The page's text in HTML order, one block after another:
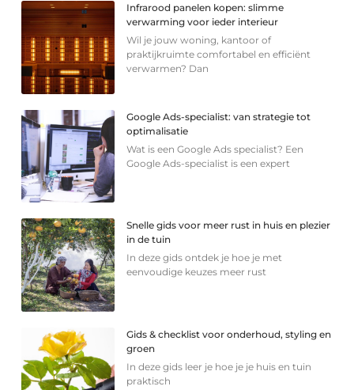
Infrarood panelen kopen: slimme
verwarming voor ieder interieur
Wil je jouw woning, kantoor of
praktijkruimte comfortabel en efficiënt
verwarmen? Dan
Google Ads-specialist: van strategie tot
optimalisatie
Wat is een Google Ads specialist? Een
Google Ads-specialist is een expert
Snelle gids voor meer rust in huis en plezier
in de tuin
In deze gids ontdek je hoe je met
eenvoudige keuzes meer rust
Gids & checklist voor onderhoud, styling en
groen
In deze gids leer je hoe je je huis en tuin
praktisch